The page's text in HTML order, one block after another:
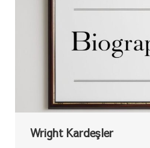
Wright Kardeşler